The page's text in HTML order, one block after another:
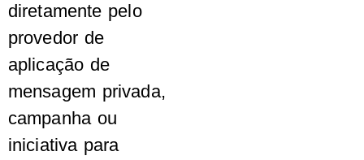
diretamente pelo
provedor de
aplicação de
mensagem privada,
campanha ou
iniciativa para